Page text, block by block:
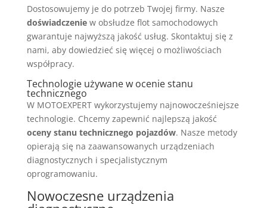
Dostosowujemy je do potrzeb Twojej firmy. Nasze
doświadczeniew obsłudze flot samochodowych
gwarantuje najwyższą jakość usług. Skontaktuj się z
nami, aby dowiedzieć się więcej o możliwościach
współpracy.
Technologie używane w ocenie stanu
technicznego
W MOTOEXPERT wykorzystujemy najnowocześniejsze
technologie. Chcemy zapewnić najlepszą jakość
oceny stanu technicznego pojazdów. Nasze metody
opierają się na zaawansowanych urządzeniach
diagnostycznych i specjalistycznym
oprogramowaniu.
Nowoczesne urządzenia